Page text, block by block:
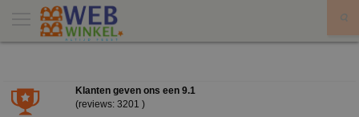
Klanten geven ons een 9.1
(reviews: 3201 )